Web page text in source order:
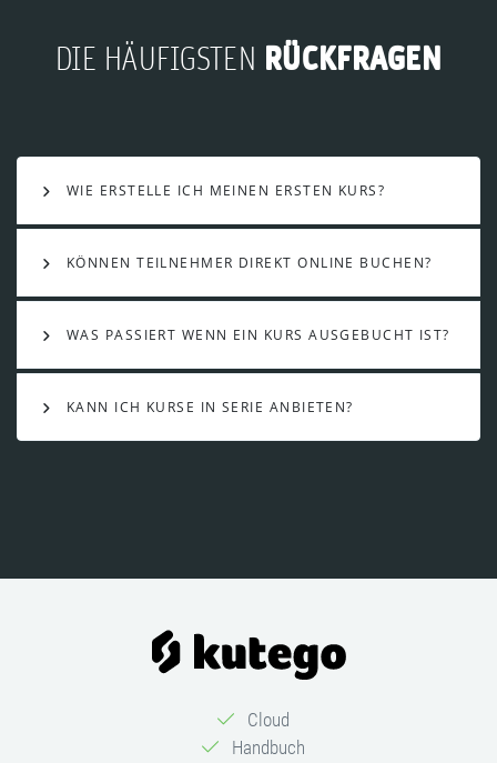
DIE HÄUFIGSTEN RÜCKFRAGEN
WIE ERSTELLE ICH MEINEN ERSTEN KURS?
KÖNNEN TEILNEHMER DIREKT ONLINE BUCHEN?
WAS PASSIERT WENN EIN KURS AUSGEBUCHT IST?
KANN ICH KURSE IN SERIE ANBIETEN?
Cloud
Handbuch